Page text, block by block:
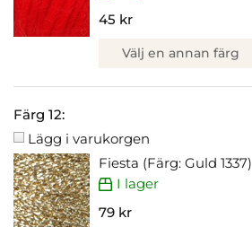
45 kr
Välj en annan färg
Färg 12:
Lägg i varukorgen
Fiesta (Färg: Guld 1337)
I lager
79 kr